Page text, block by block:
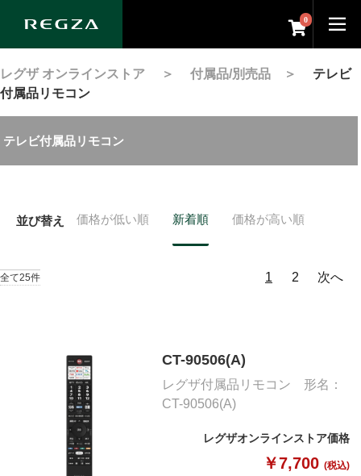
0
レグザ オンラインストア ＞ 付属品/別売品 ＞ テレビ
付属品リモコン
テレビ付属品リモコン
並び替え 価格が低い順 新着順 価格が高い順
全て25件 1 2 次へ
CT-90506(A)
レグザ付属品リモコン 形名：
CT-90506(A)
レグザオンラインストア価格
￥7,700 (税込)